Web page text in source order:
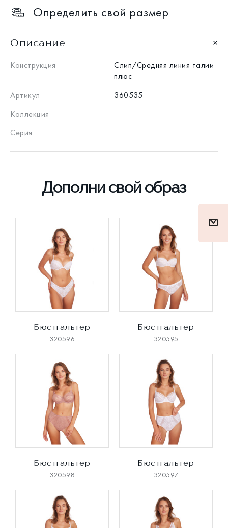
Определить свой размер
Описание
Конструкция
Слип/Средняя линия талии
плюс
Артикул
360535
Коллекция
Серия
Дополни свой образ
Бюстгальтер
320596
Бюстгальтер
320595
Бюстгальтер
320598
Бюстгальтер
320597